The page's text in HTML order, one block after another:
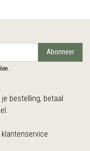
Abonneer
bestelling, betaal